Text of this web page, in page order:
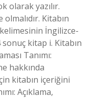
olarak yazılır.
Kitabın
kelimesinin İngilizce-
kitap i. Kitabın
Tanımı:
hakkında
kitabın içeriğini
Açıklama,